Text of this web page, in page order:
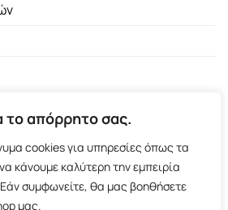
το απόρρητο σας.
cookies για υπηρεσίες όπως τα
κάνουμε καλύτερη την εμπειρία
συμφωνείτε, θα μας βοηθήσετε
μας.
Οίκος Α.Α. Λιβάνη| All rights